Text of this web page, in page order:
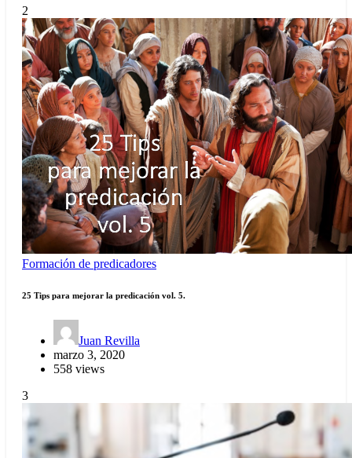
2
Formación de predicadores
25 Tips para mejorar la predicación vol. 5.
Juan Revilla
marzo 3, 2020
558 views
3